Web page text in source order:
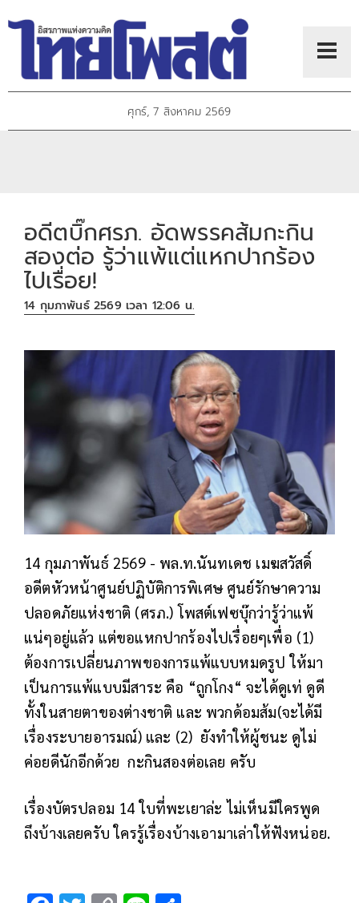
ศุกร์, 7 สิงหาคม 2569
อดีตบิ๊กศรภ. อัดพรรคส้มกะกิน
สองต่อ รู้ว่าแพ้แต่แหกปากร้อง
ไปเรื่อย!
14 กุมภาพันธ์ 2569 เวลา 12:06 น.
14 กุมภาพันธ์ 2569 - พล.ท.นันทเดช เมฆสวัสดิ์
อดีตหัวหน้าศูนย์ปฏิบัติการพิเศษ ศูนย์รักษาความ
ปลอดภัยแห่งชาติ (ศรภ.) โพสต์เฟซบุ๊กว่ารู้ว่าแพ้
แน่ๆอยู่แล้ว แต่ขอแหกปากร้องไปเรื่อยๆเพื่อ (1)
ต้องการเปลี่ยนภาพของการแพ้แบบหมดรูป ให้มา
เป็นการแพ้แบบมีสาระ คือ “ถูกโกง“ จะได้ดูเท่ ดูดี
ทั้งในสายตาของต่างชาติ และ พวกด้อมส้ม(จะได้มี
เรื่องระบายอารมณ์) และ (2) ยังทำให้ผู้ชนะ ดูไม่
ค่อยดีนักอีกด้วย กะกินสองต่อเลย ครับ
เรื่องบัตรปลอม 14 ใบที่พะเยาล่ะ ไม่เห็นมีใครพูด
ถึงบ้างเลยครับ ใครรู้เรื่องบ้างเอามาเล่าให้ฟังหน่อย.